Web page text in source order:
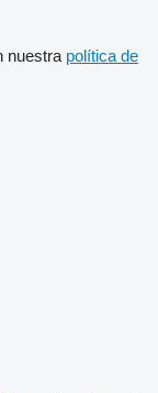
nuestra política de